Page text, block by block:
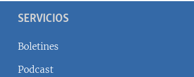
SERVICIOS
Boletines
Podcast